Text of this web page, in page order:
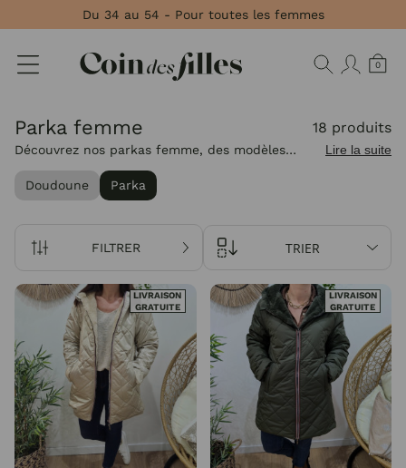
Du 34 au 54 - Pour toutes les femmes
0
Parka femme 18 produits
Découvrez nos parkas femme, des modèles
pratiques et actuels qui offrent la juste dose de
chaleur pour affronter la saison avec style.
Lire la suite
Doudoune Parka
FILTRER TRIER
LIVRAISON
GRATUITE
LIVRAISON
GRATUITE
Panneau de gestion des cookies